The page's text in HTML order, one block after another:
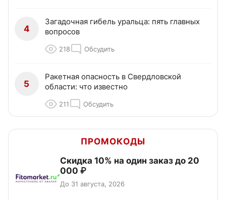
4
Загадочная гибель уральца: пять главных
вопросов
218 Обсудить
5
Ракетная опасность в Свердловской
области: что известно
211 Обсудить
ПРОМОКОДЫ
Скидка 10% на один заказ до 20
000 ₽
До 31 августа, 2026